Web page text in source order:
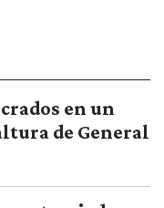
en un
de General